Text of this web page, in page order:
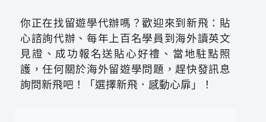
你正在找留遊學代辦嗎？歡迎來到新飛：貼
心諮詢代辦、每年上百名學員到海外讀英文
見證、成功報名送貼心好禮、當地駐點照
護，任何關於海外留遊學問題，趕快發訊息
詢問新飛吧！「選擇新飛．感動心扉」！